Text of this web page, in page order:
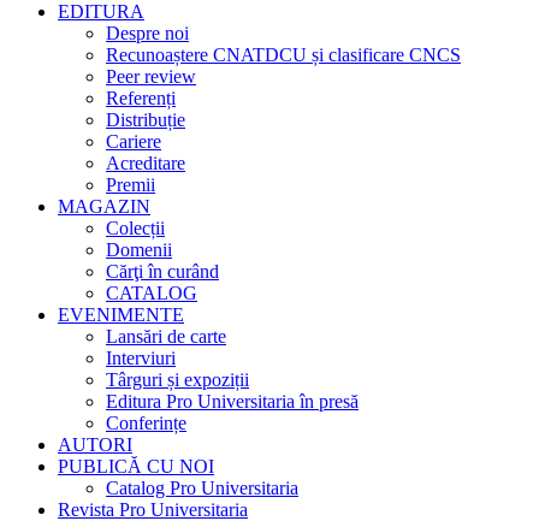
EDITURA
Despre noi
Recunoaștere CNATDCU și clasificare CNCS
Peer review
Referenți
Distribuție
Cariere
Acreditare
Premii
MAGAZIN
Colecții
Domenii
Cărţi în curând
CATALOG
EVENIMENTE
Lansări de carte
Interviuri
Târguri și expoziții
Editura Pro Universitaria în presă
Conferințe
AUTORI
PUBLICĂ CU NOI
Catalog Pro Universitaria
Revista Pro Universitaria